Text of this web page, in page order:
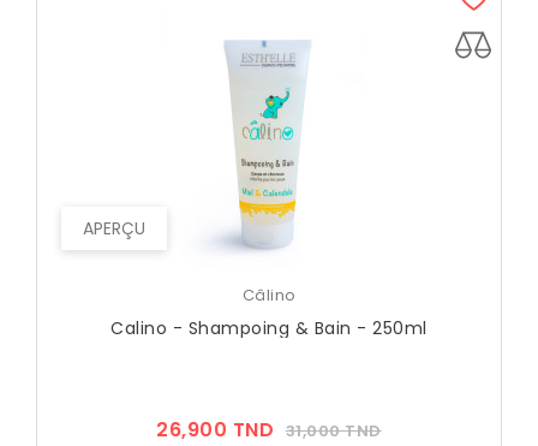
APERÇU
Câlino
Calino - Shampoing & Bain - 250ml
26,900 TND Prix
31,000 TNDPrix